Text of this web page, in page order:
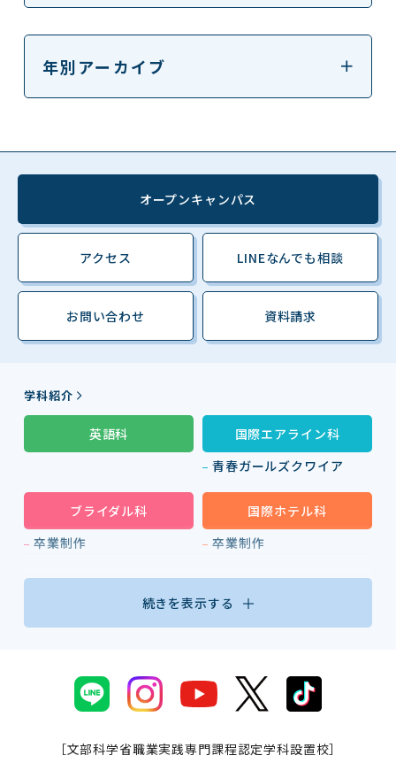
年別アーカイブ
オープンキャンパス
アクセス LINEなんでも相談
お問い合わせ 資料請求
学科紹介
英語科
国際エアライン科
青春ガールズクワイア
ブライダル科
卒業制作
国際ホテル科
卒業制作
続きを表示する
［文部科学省職業実践専門課程認定学科設置校］